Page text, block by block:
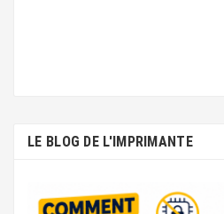
LE BLOG DE L'IMPRIMANTE